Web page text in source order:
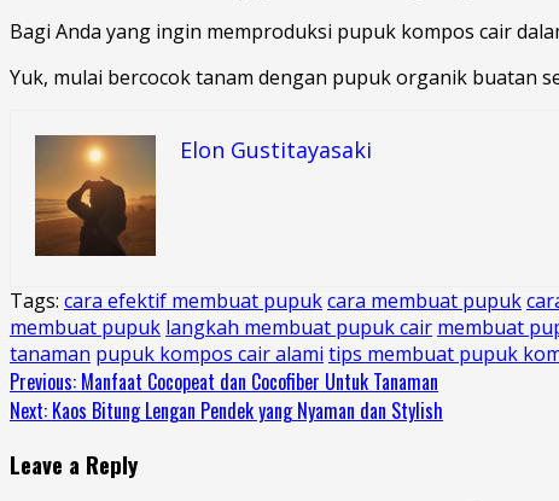
Bagi Anda yang ingin memproduksi pupuk kompos cair
Yuk, mulai bercocok tanam dengan pupuk organik buatan
Elon Gustitayasaki
Tags: cara efektif membuat pupukcara membuat pupuk
membuat pupuk langkah membuat pupuk cair membuat
tanaman pupuk kompos cair alami tips membuat pupuk
Continue
Reading
Previous: Manfaat Cocopeat dan Cocofiber Untuk Tanaman
Next: Kaos Bitung Lengan Pendek yang Nyaman dan Stylish
Leave a Reply